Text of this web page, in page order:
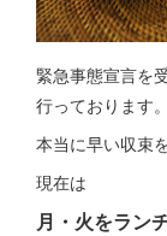
緊急事態宣言を
行っております。
本当に早い収束
現在は
月・火をラン